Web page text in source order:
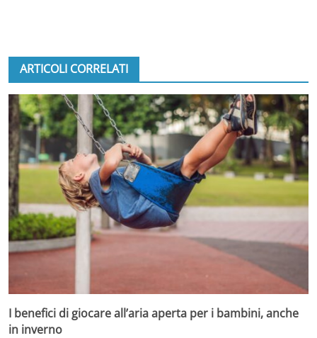
ARTICOLI CORRELATI
I benefici di giocare all’aria aperta per i bambini, anche
in inverno